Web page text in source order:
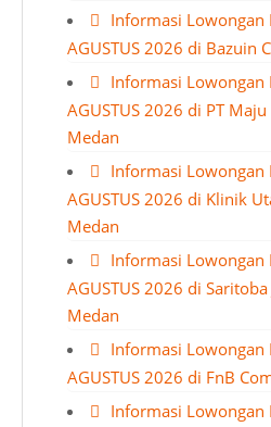
Informasi Lowongan
AGUSTUS 2026 di Bazuin
Informasi Lowongan
AGUSTUS 2026 di PT
Medan
Informasi Lowongan
AGUSTUS 2026 di Klinik
Medan
Informasi Lowongan
AGUSTUS 2026 di
Medan
Informasi Lowongan
AGUSTUS 2026 di FnB
Informasi Lowongan